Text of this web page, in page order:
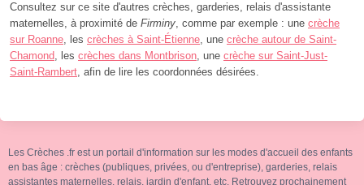
Consultez sur ce site d'autres crèches, garderies, relais d'assistante
maternelles, à proximité de Firminy, comme par exemple : une crèche
sur Roanne, les crèches à Saint-Étienne, une crèche autour de Saint-
Chamond, les crèches dans Montbrison, une crèche sur Saint-Just-
Saint-Rambert, afin de lire les coordonnées désirées.
Les Crèches .fr est un portail d'information sur les modes d'accueil des enfants
en bas âge : crèches (publiques, privées, ou d'entreprise), garderies, relais
assistantes maternelles, relais, jardin d'enfant, etc. Retrouvez prochainement